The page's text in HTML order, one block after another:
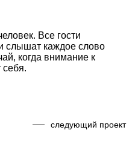
Все гости
слышат каждое слово
когда внимание к
себя.
следующий проект